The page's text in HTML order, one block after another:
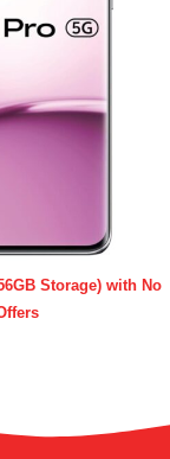
Storage) with No